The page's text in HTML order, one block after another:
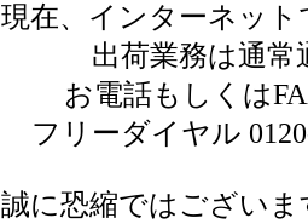
現在、インターネッ
出荷業務は通
お電話もしくは
フリーダイヤル
誠に恐縮ではござい